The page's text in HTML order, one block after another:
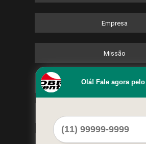
Empresa
Missão
Serviços
Olá! Fale agora